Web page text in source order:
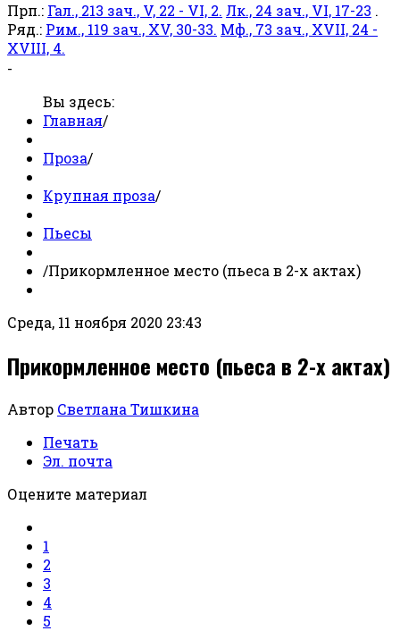
Прп.: Гал., 213 зач., V, 22 - VI, 2. Лк., 24 зач., VI, 17-23 .
Ряд.: Рим., 119 зач., XV, 30-33. Мф., 73 зач., XVII, 24 -
XVIII, 4.
-
Вы здесь:
Главная/
Проза/
Крупная проза/
Пьесы
/Прикормленное место (пьеса в 2-х актах)
Среда, 11 ноября 2020 23:43
Прикормленное место (пьеса в 2-х актах)
Автор Светлана Тишкина
Печать
Эл. почта
Оцените материал
1
2
3
4
5